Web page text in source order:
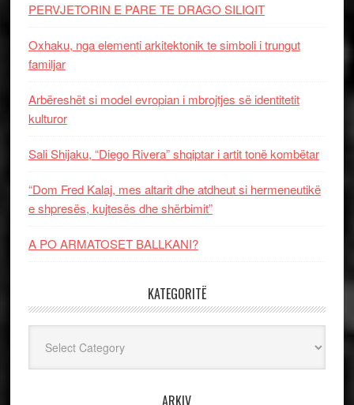
PERVJETORIN E PARE TE DRAGO SILIQIT
Oxhaku, nga elementi arkitektonik te simboli i trungut
familjar
Arbëreshët si model evropian i mbrojtjes së identitetit
kulturor
Sali Shijaku, “Diego Rivera” shqiptar i artit tonë kombëtar
“Dom Fred Kalaj, mes altarit dhe atdheut si hermeneutikë
e shpresës, kujtesës dhe shërbimit”
A PO ARMATOSET BALLKANI?
KATEGORITË
ARKIV